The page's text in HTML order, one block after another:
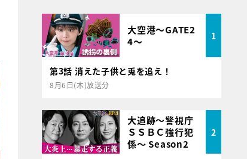
大空港～GATE2
4～
1
第3話 消えた子供と兎を追え！
8月6日(木)放送分
大追跡～警視庁
ＳＳＢＣ強行犯
係～ Season2
2